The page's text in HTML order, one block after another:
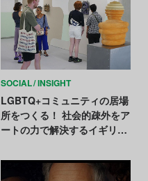
SOCIAL INSIGHT
LGBTQ+コミュニティの居場
所をつくる！ 社会的疎外をア
ートの力で解決するイギリス
「QUEERCIRCLE」【エンパ
ワーするアート Vol.5】